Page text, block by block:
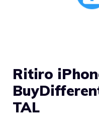
Ritiro
TAL